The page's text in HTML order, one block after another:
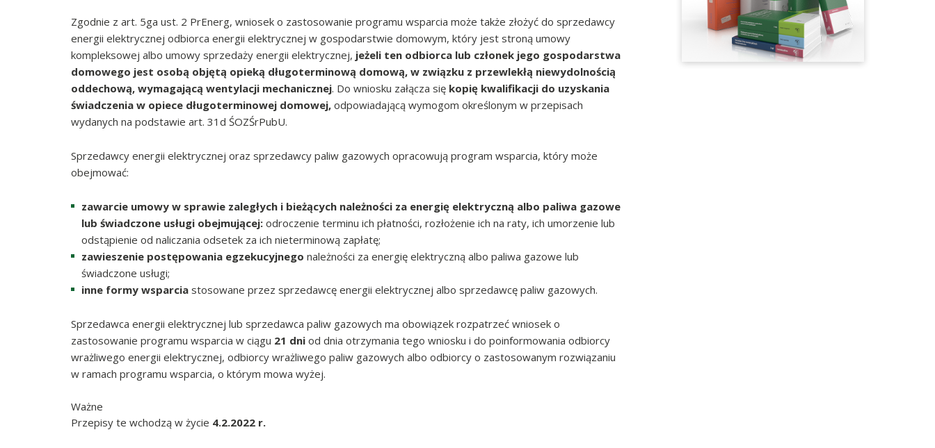
Zgodnie z art. 5ga ust. 2 PrEnerg, wniosek o zastosowanie programu wsparcia może także złożyć do sprzedawcy
energii elektrycznej odbiorca energii elektrycznej w gospodarstwie domowym, który jest stroną umowy
kompleksowej albo umowy sprzedaży energii elektrycznej, jeżeli ten odbiorca lub członek jego gospodarstwa
domowego jest osobą objętą opieką długoterminową domową, w związku z przewlekłą niewydolnością
oddechową, wymagającą wentylacji mechanicznej. Do wniosku załącza się kopię kwalifikacji do uzyskania
świadczenia w opiece długoterminowej domowej, odpowiadającą wymogom określonym w przepisach
wydanych na podstawie art. 31d ŚOZŚrPubU.
Sprzedawcy energii elektrycznej oraz sprzedawcy paliw gazowych opracowują program wsparcia, który może
obejmować:
zawarcie umowy w sprawie zaległych i bieżących należności za energię elektryczną albo paliwa gazowe
lub świadczone usługi obejmującej: odroczenie terminu ich płatności, rozłożenie ich na raty, ich umorzenie lub
odstąpienie od naliczania odsetek za ich nieterminową zapłatę;
zawieszenie postępowania egzekucyjnego należności za energię elektryczną albo paliwa gazowe lub
świadczone usługi;
inne formy wsparcia stosowane przez sprzedawcę energii elektrycznej albo sprzedawcę paliw gazowych.
Sprzedawca energii elektrycznej lub sprzedawca paliw gazowych ma obowiązek rozpatrzeć wniosek o
zastosowanie programu wsparcia w ciągu 21 dni od dnia otrzymania tego wniosku i do poinformowania odbiorcy
wrażliwego energii elektrycznej, odbiorcy wrażliwego paliw gazowych albo odbiorcy o zastosowanym rozwiązaniu
w ramach programu wsparcia, o którym mowa wyżej.
Ważne
Przepisy te wchodzą w życie 4.2.2022 r.